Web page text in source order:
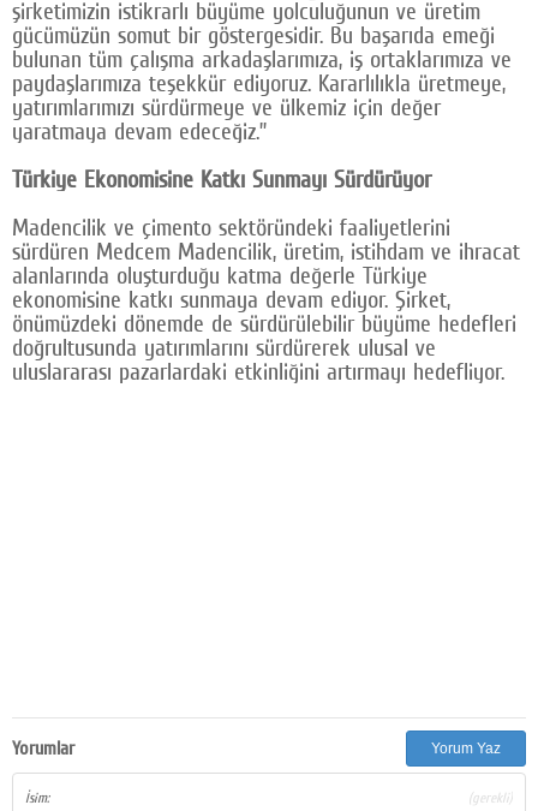
şirketimizin istikrarlı büyüme yolculuğunun ve üretim
gücümüzün somut bir göstergesidir. Bu başarıda emeği
bulunan tüm çalışma arkadaşlarımıza, iş ortaklarımıza ve
paydaşlarımıza teşekkür ediyoruz. Kararlılıkla üretmeye,
yatırımlarımızı sürdürmeye ve ülkemiz için değer
yaratmaya devam edeceğiz.”
Türkiye Ekonomisine Katkı Sunmayı Sürdürüyor
Madencilik ve çimento sektöründeki faaliyetlerini
sürdüren Medcem Madencilik, üretim, istihdam ve ihracat
alanlarında oluşturduğu katma değerle Türkiye
ekonomisine katkı sunmaya devam ediyor. Şirket,
önümüzdeki dönemde de sürdürülebilir büyüme hedefleri
doğrultusunda yatırımlarını sürdürerek ulusal ve
uluslararası pazarlardaki etkinliğini artırmayı hedefliyor.
Yorumlar Yorum Yaz
İsim: (gerekli)